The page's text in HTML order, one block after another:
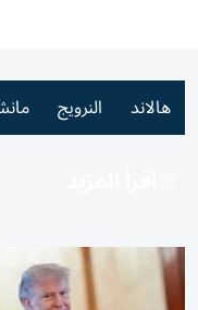
هالاند النرويج